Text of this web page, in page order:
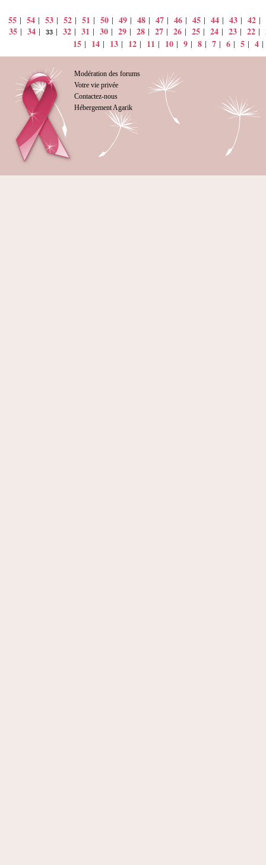
55 | 54 | 53 | 52 | 51 | 50 | 49 | 48 | 47 | 46 | 45 | 44 | 43 | 42 |
35 | 34 | 33 | 32 | 31 | 30 | 29 | 28 | 27 | 26 | 25 | 24 | 23 | 22 |
15 | 14 | 13 | 12 | 11 | 10 | 9 | 8 | 7 | 6 | 5 | 4
Modération des forums
Votre vie privée
Contactez-nous
Hébergement Agarik